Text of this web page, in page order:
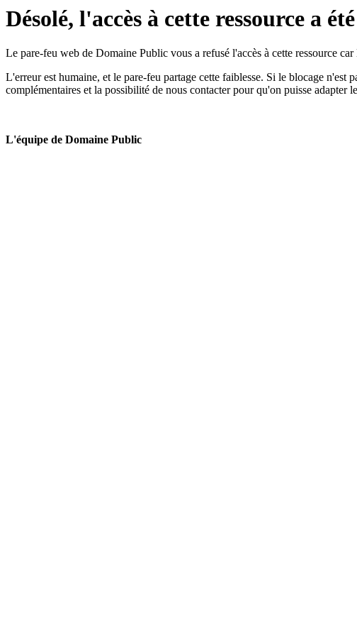
Désolé, l'accès à cette ressource a
Le pare-feu web de Domaine Public vous a refusé l'accès à cette ressource
L'erreur est humaine, et le pare-feu partage cette faiblesse. Si le blocage n'est
complémentaires et la possibilité de nous contacter pour qu'on puisse adapter
L'équipe de Domaine Public